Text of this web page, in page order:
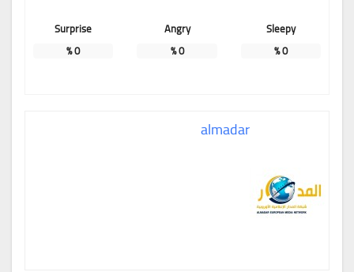
Sleepy
0
%
Angry
0
%
Surprise
0
%
almadar